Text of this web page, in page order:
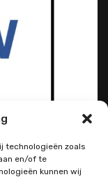
technologieën zoals
en/of te
kunnen wij